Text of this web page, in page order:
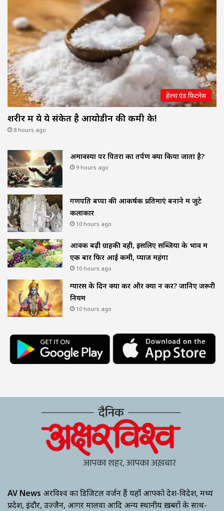
हेल्थ एंड फिटनेस
शरीर में ये ये संकेत है आयोडीन की कमी के!
8 hours ago
अमावस्या पर पितरों का तर्पण क्यों किया जाता है?
9 hours ago
गणपति बप्पा की आकर्षक प्रतिमाएं बनाने में जुटे
कलाकार
10 hours ago
आवक बढ़ी ग्राहकी वही, इसलिए सब्जियों के भाव में
एक बार फिर आई कमी, प्याज महंगा
10 hours ago
ग्यारस के दिन क्या करें और क्या न करें? जानिए जरूरी
नियम
10 hours ago
AV News अक्षरविश्व का डिजिटल वर्जन हैं यहाँ आपको देश-विदेश, मध्य
प्रदेश, इंदौर, उज्जैन, आगर मालवा आदि अन्य स्थानीय ख़बरों के साथ-